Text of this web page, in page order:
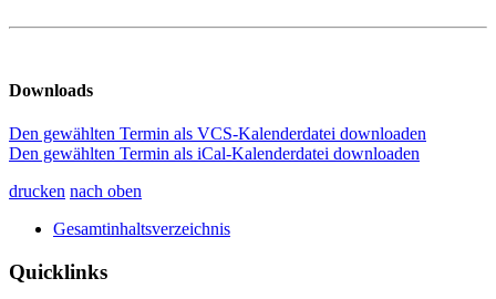
Downloads
Den gewählten Termin als VCS-Kalenderdatei downloaden
Den gewählten Termin als iCal-Kalenderdatei downloaden
drucken nach oben
Gesamtinhaltsverzeichnis
Quicklinks